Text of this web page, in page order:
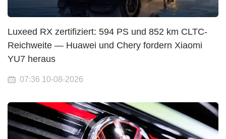
Luxeed RX zertifiziert: 594 PS und 852 km CLTC-
Reichweite — Huawei und Chery fordern Xiaomi
YU7 heraus
07:36 10-08-2026